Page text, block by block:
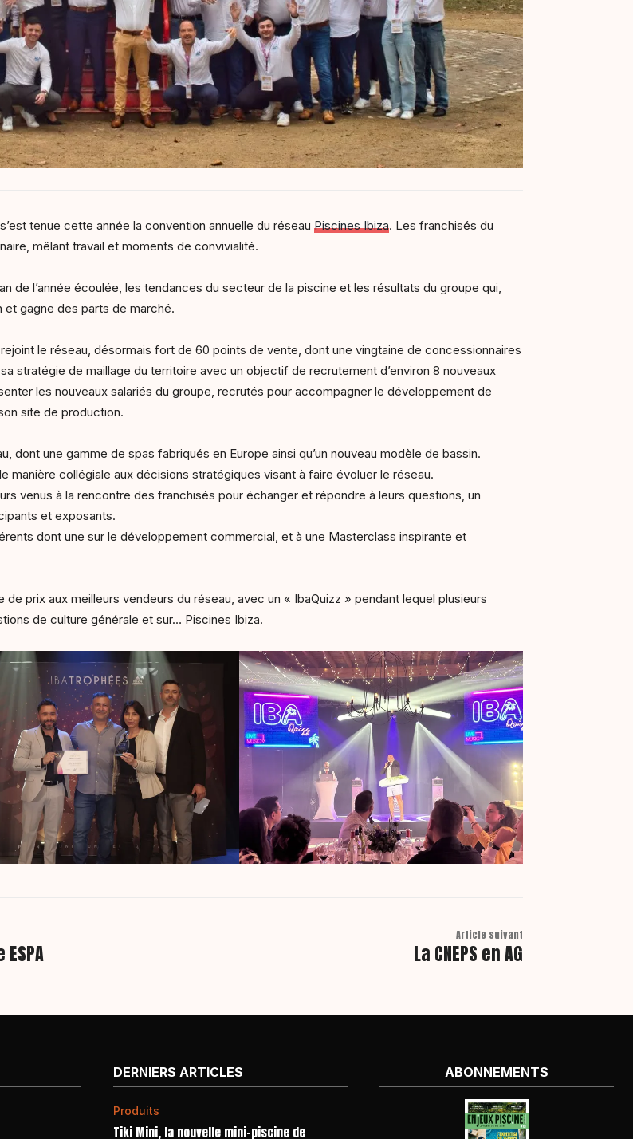
tenue cette année la convention annuelle du réseau Piscines Ibiza. Les franchisés du
mêlant travail et moments de convivialité.
de l’année écoulée, les tendances du secteur de la piscine et les résultats du groupe qui,
et gagne des parts de marché.
le réseau, désormais fort de 60 points de vente, dont une vingtaine de concessionnaires
stratégie de maillage du territoire avec un objectif de recrutement d’environ 8 nouveaux
les nouveaux salariés du groupe, recrutés pour accompagner le développement de
site de production.
dont une gamme de spas fabriqués en Europe ainsi qu’un nouveau modèle de bassin.
collégiale aux décisions stratégiques visant à faire évoluer le réseau.
venus à la rencontre des franchisés pour échanger et répondre à leurs questions, un
et exposants.
dont une sur le développement commercial, et à une Masterclass inspirante et
prix aux meilleurs vendeurs du réseau, avec un « IbaQuizz » pendant lequel plusieurs
de culture générale et sur… Piscines Ibiza.
Article suivant
La CNEPS en AG
DERNIERS ARTICLES
Produits
Tiki Mini, la nouvelle mini-piscine de
ABONNEMENTS